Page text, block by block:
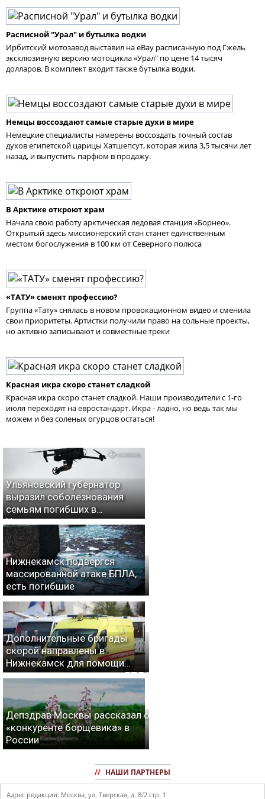
Расписной "Урал" и бутылка водки
Ирбитский мотозавод выставил на eBay расписанную под Гжель
эксклюзивную версию мотоцикла «Урал" по цене 14 тысяч
долларов. В комплект входит также бутылка водки.
Немцы воссоздают самые старые духи в мире
Немецкие специалисты намерены воссоздать точный состав
духов египетской царицы Хатшепсут, которая жила 3,5 тысячи лет
назад, и выпустить парфюм в продажу.
В Арктике откроют храм
Начала свою работу арктическая ледовая станция «Борнео».
Открытый здесь миссионерский стан станет единственным
местом богослужения в 100 км от Северного полюса
«ТАТУ» сменят профессию?
Группа «Тату» снялась в новом провокационном видео и сменила
свои приоритеты. Артистки получили право на сольные проекты,
но активно записывают и совместные треки
Красная икра скоро станет сладкой
Красная икра скоро станет сладкой. Наши производители с 1-го
июля переходят на евростандарт. Икра - ладно, но ведь так мы
можем и без соленых огурцов остаться!
Ульяновский губернатор
выразил соболезнования
семьям погибших в
Нижнекамске
Нижнекамск подвергся
массированной атаке БПЛА,
есть погибшие
Дополнительные бригады
скорой направлены в
Нижнекамск для помощи
пострадавшим при атаке БПЛА
10/08/2026 – Новости
Депздрав Москвы рассказал о
«конкуренте борщевика» в
России
// НАШИ ПАРТНЕРЫ
Адрес редакции: Москва, ул. Тверская, д. 8/2 стр. 1